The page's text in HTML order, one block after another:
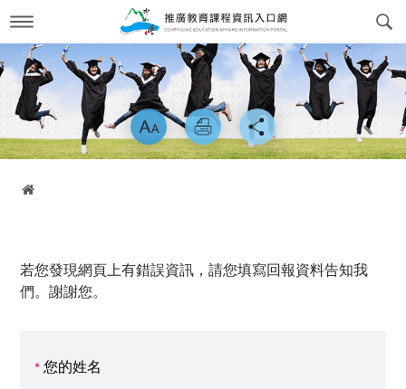
到
要
內
容
最新消息 News
關於我們 About us
交通方式
簡介
學習環境介紹
課程訊息 Course Information
政府委訓與企業合作
線上繳費 Online Payment
會員專區 Login
略過字型切
若您發現網頁上有錯誤資訊，請您填寫回報資料告知我
們。謝謝您。
*您的姓名